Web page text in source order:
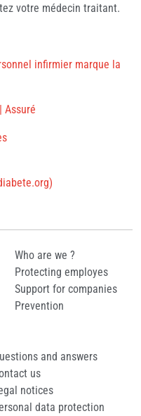
votre médecin traitant.
infirmier marque la
Assuré
Who are we ?
Protecting employes
Support for companies
Prevention
and answers
us
notices
data protection